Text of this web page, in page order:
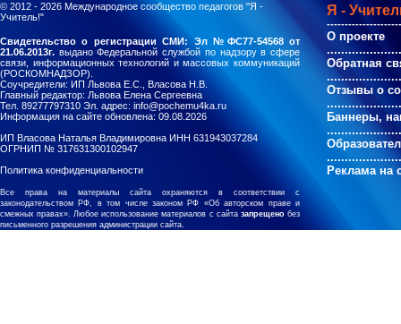
© 2012 - 2026 Международное сообщество педагогов "Я -
Учитель!"
Я -
О проекте
Обратная
Отзывы о
Баннеры,
Реклама на
Свидетельство о регистрации СМИ: Эл №ФС77-54568 от
21.06.2013г. выдано Федеральной службой по надзору в сфере
связи, информационных технологий и массовых коммуникаций
(РОСКОМНАДЗОР).
Соучредители: ИП Львова Е.С., Власова Н.В.
Главный редактор: Львова Елена Сергеевна
Тел. 89277797310 Эл. адрес: info@pochemu4ka.ru
Информация на сайте обновлена: 09.08.2026
ИП Власова Наталья Владимировна ИНН 631943037284
ОГРНИП № 317631300102947
Политика конфиденциальности
Все права на материалы сайта охраняются в соответствии с
законодательством РФ, в том числе законом РФ «Об авторском праве и
смежных правах». Любое использование материалов с сайта запрещенобез
письменного разрешения администрации сайта.